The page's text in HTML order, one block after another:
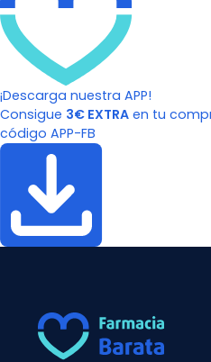
¡Descarga nuestra APP!
Consigue 3€ EXTRA en tu
código APP-FB